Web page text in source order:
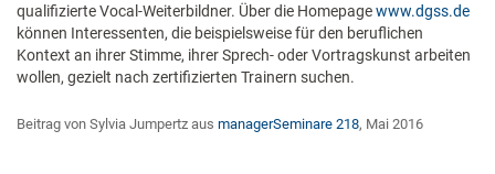
qualifizierte Vocal-Weiterbildner. Über die Homepagewww.dgss.de
können Interessenten, die beispielsweise für den beruflichen
Kontext an ihrer Stimme, ihrer Sprech- oder Vortragskunst arbeiten
wollen, gezielt nach zertifizierten Trainern suchen.
Beitrag von Sylvia Jumpertz aus managerSeminare 218, Mai 2016